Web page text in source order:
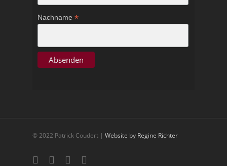
Nachname *
© 2022 Patrick Coudert | Website by Regine Richter
twitterfacebookyoutubegoogle-